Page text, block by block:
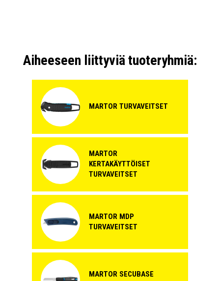
Aiheeseen liittyviä tuoteryhmiä:
MARTOR TURVAVEITSET
MARTOR
KERTAKÄYTTÖISET
TURVAVEITSET
MARTOR MDP
TURVAVEITSET
MARTOR SECUBASE